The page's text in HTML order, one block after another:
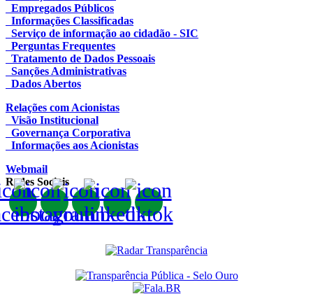
Empregados Públicos
Informações Classificadas
Serviço de informação ao cidadão - SIC
Perguntas Frequentes
Tratamento de Dados Pessoais
Sanções Administrativas
Dados Abertos
Relações com Acionistas
Visão Institucional
Governança Corporativa
Informações aos Acionistas
Webmail
Redes Sociais